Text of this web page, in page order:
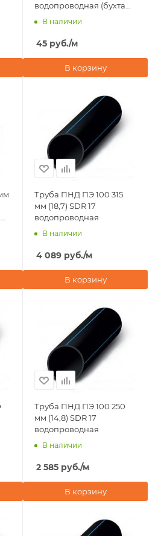
водопроводная (бухта
100 м)
В наличии
45 руб./м
В корзину
Труба ПНД ПЭ 100 315
мм (18,7) SDR 17
водопроводная
В наличии
4 089 руб./м
В корзину
Труба ПНД ПЭ 100 250
мм (14,8) SDR 17
водопроводная
В наличии
2 585 руб./м
В корзину